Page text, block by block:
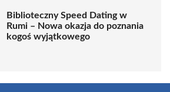
Biblioteczny Speed Dating w
Rumi – Nowa okazja do poznania
kogoś wyjątkowego